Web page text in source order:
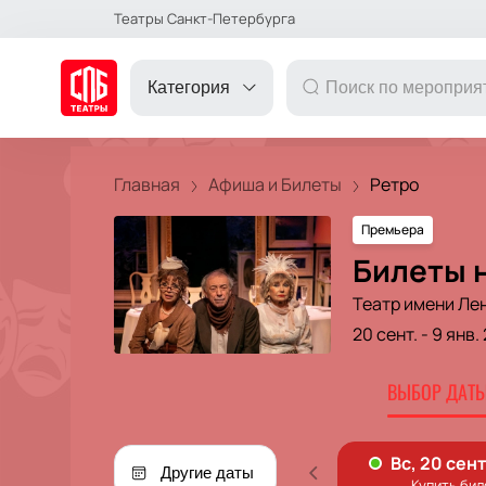
Театры Санкт-Петербурга
Категория
ДРУГОЕ
КОНЦЕРТ
ДЕТЯМ
ТЕАТР
ПОДАРОЧНЫЕ
СЕРТИФИКАТЫ
Главная Афиша и Билеты Ретро
Премьера
Билеты
Театр имени
20 сент. - 9 янв.
ВЫБОР
Другие даты